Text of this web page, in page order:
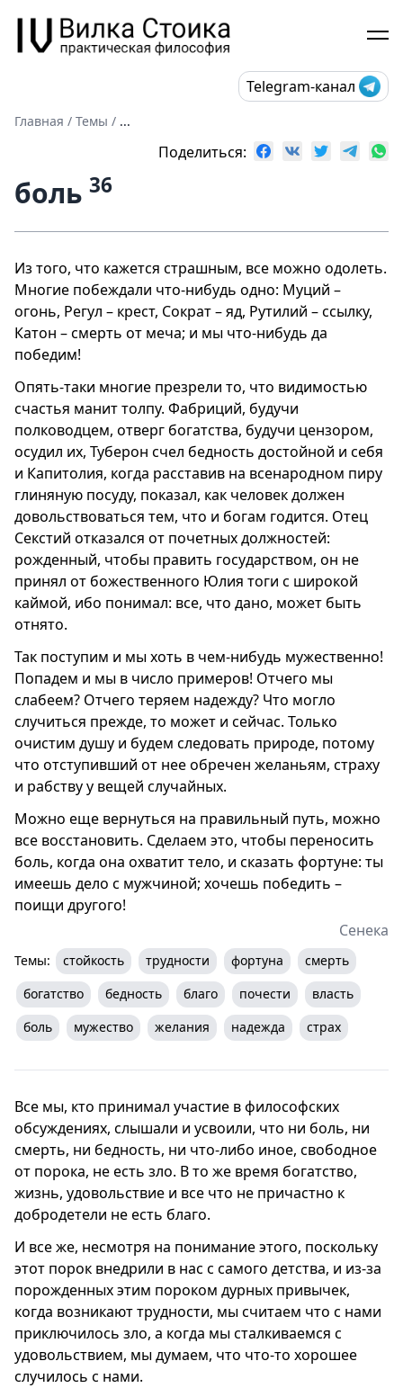
Telegram-канал
Главная / Темы / ...
Поделиться:
боль 36
Из того, что кажется страшным, все можно одолеть.
Многие побеждали что-нибудь одно: Муций –
огонь, Регул – крест, Сократ – яд, Рутилий – ссылку,
Катон – смерть от меча; и мы что-нибудь да
победим!
Опять-таки многие презрели то, что видимостью
счастья манит толпу. Фабриций, будучи
полководцем, отверг богатства, будучи цензором,
осудил их, Туберон счел бедность достойной и себя
и Капитолия, когда расставив на всенародном пиру
глиняную посуду, показал, как человек должен
довольствоваться тем, что и богам годится. Отец
Секстий отказался от почетных должностей:
рожденный, чтобы править государством, он не
принял от божественного Юлия тоги с широкой
каймой, ибо понимал: все, что дано, может быть
отнято.
Так поступим и мы хоть в чем-нибудь мужественно!
Попадем и мы в число примеров! Отчего мы
слабеем? Отчего теряем надежду? Что могло
случиться прежде, то может и сейчас. Только
очистим душу и будем следовать природе, потому
что отступивший от нее обречен желаньям, страху
и рабству у вещей случайных.
Можно еще вернуться на правильный путь, можно
все восстановить. Сделаем это, чтобы переносить
боль, когда она охватит тело, и сказать фортуне: ты
имеешь дело с мужчиной; хочешь победить –
поищи другого!
Сенека
Темы: стойкость трудности фортуна
смерть
богатство
бедность благо почести
власть
боль
мужество желания надежда страх
Все мы, кто принимал участие в философских
обсуждениях, слышали и усвоили, что ни боль, ни
смерть, ни бедность, ни что-либо иное, свободное
от порока, не есть зло. В то же время богатство,
жизнь, удовольствие и все что не причастно к
добродетели не есть благо.
И все же, несмотря на понимание этого, поскольку
этот порок внедрили в нас с самого детства, и из-за
порожденных этим пороком дурных привычек,
когда возникают трудности, мы считаем что с нами
приключилось зло, а когда мы сталкиваемся с
удовольствием, мы думаем, что что-то хорошее
случилось с нами.